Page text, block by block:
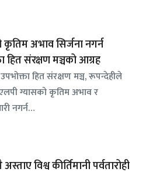
कृतिम अभाव सिर्जना नगर्न
हित संरक्षण मञ्चको आग्रह
हित संरक्षण मञ्च, रूपन्देहीले
ग्यासको कृतिम अभाव र
नगर्न…
विश्व कीर्तिमानी पर्वतारोही